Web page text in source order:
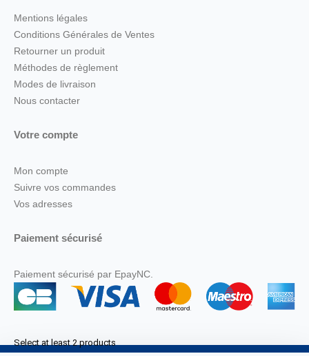
Mentions légales
Conditions Générales de Ventes
Retourner un produit
Méthodes de règlement
Modes de livraison
Nous contacter
Votre compte
Mon compte
Suivre vos commandes
Vos adresses
Paiement sécurisé
Paiement sécurisé par EpayNC.
Select at least 2 products